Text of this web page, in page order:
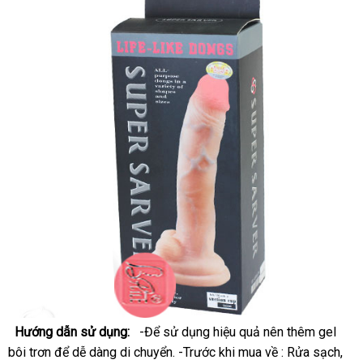
Hướng dẫn sử dụng: -Để sử dụng hiệu quả nên thêm gel
bôi trơn amazon
để dễ dàng di chuyển. -Trước khi mua về : Rửa sạchbáo
,